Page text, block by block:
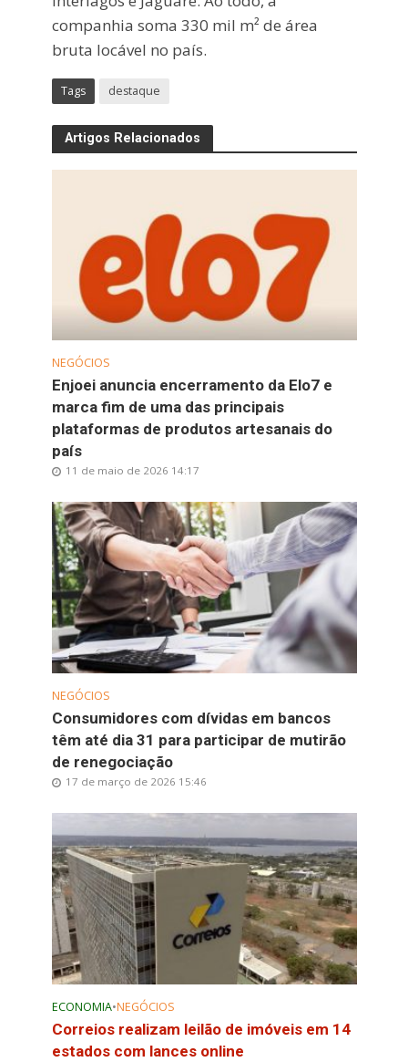
companhia soma 330 mil m² de área
bruta locável no país.
Tags destaque
Artigos Relacionados
NEGÓCIOS
Enjoei anuncia encerramento da Elo7 e
marca fim de uma das principais
plataformas de produtos artesanais do
país
11 de maio de 2026 14:17
NEGÓCIOS
Consumidores com dívidas em bancos
têm até dia 31 para participar de mutirão
de renegociação
17 de março de 2026 15:46
ECONOMIA•NEGÓCIOS
Correios realizam leilão de imóveis em 14
estados com lances online